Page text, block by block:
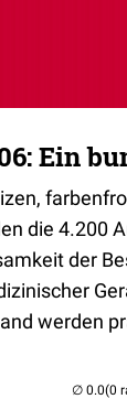
Ein
die 4.200
der
werden
(0